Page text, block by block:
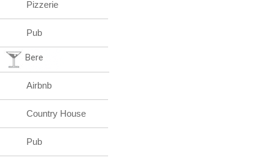
Pizzerie
Pub
Bere
Airbnb
Country House
Pub